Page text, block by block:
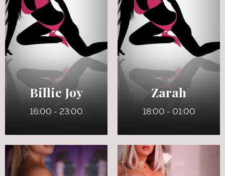
34 ans
5' 9"
Québécoise
140 lbs
34 DDD (Naturels)
30 ans
5' 2"
Anglais
7
Pers
Billie Joy
16:00 - 23:00
Zarah
18:00 - 01:00